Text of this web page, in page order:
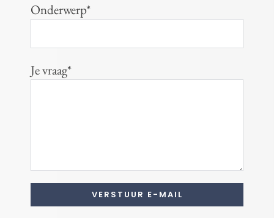
Onderwerp*
Je vraag*